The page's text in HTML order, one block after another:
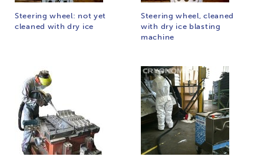
Steering wheel: not yet
cleaned with dry ice
Steering wheel, cleaned
with dry ice blasting
machine